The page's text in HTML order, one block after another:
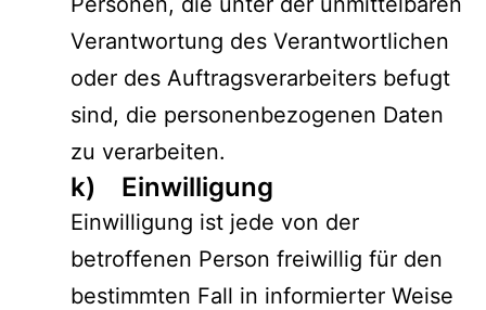
Verantwortung des Verantwortlichen
oder des Auftragsverarbeiters befugt
sind, die personenbezogenen Daten
zu verarbeiten.
k) Einwilligung
Einwilligung ist jede von der
betroffenen Person freiwillig für den
bestimmten Fall in informierter Weise